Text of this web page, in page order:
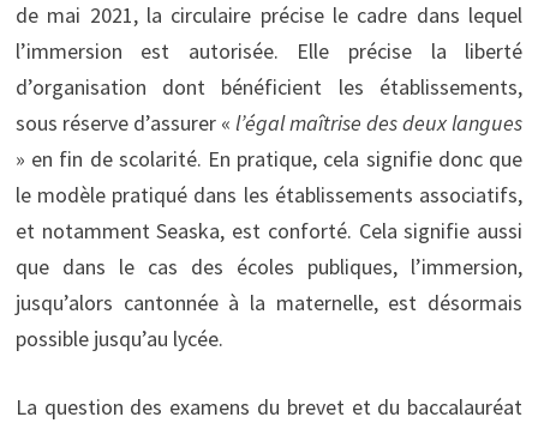
de mai 2021, la circulaire précise le cadre dans lequel
l’immersion est autorisée. Elle précise la liberté
d’organisation dont bénéficient les établissements,
sous réserve d’assurer « l’égal maîtrise des deux langues
» en fin de scolarité. En pratique, cela signifie donc que
le modèle pratiqué dans les établissements associatifs,
et notamment Seaska, est conforté. Cela signifie aussi
que dans le cas des écoles publiques, l’immersion,
jusqu’alors cantonnée à la maternelle, est désormais
possible jusqu’au lycée.
La question des examens du brevet et du baccalauréat